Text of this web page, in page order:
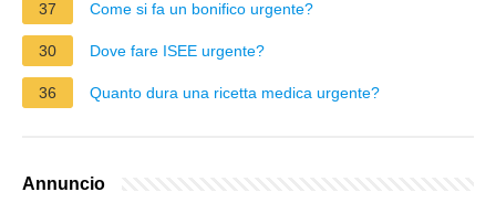
37 Come si fa un bonifico urgente?
30 Dove fare ISEE urgente?
36 Quanto dura una ricetta medica urgente?
Annuncio